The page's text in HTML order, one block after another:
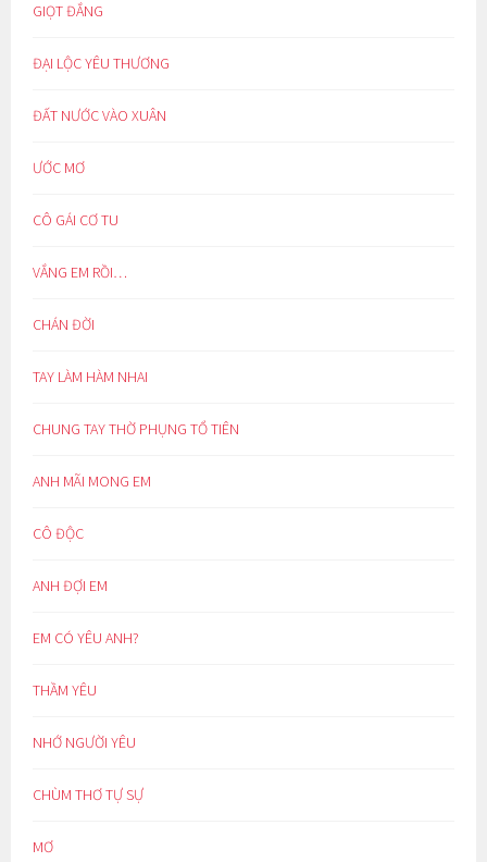
GIỌT ĐẮNG
ĐẠI LỘC YÊU THƯƠNG
ĐẤT NƯỚC VÀO XUÂN
ƯỚC MƠ
CÔ GÁI CƠ TU
VẮNG EM RỒI…
CHÁN ĐỜI
TAY LÀM HÀM NHAI
CHUNG TAY THỜ PHỤNG TỔ TIÊN
ANH MÃI MONG EM
CÔ ĐỘC
ANH ĐỢI EM
EM CÓ YÊU ANH?
THẦM YÊU
NHỚ NGƯỜI YÊU
CHÙM THƠ TỰ SỰ
MƠ